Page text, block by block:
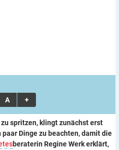
A A
zu spritzen, klingt zunächst erst
Dinge zu beachten, damit die
beraterin Regine Werk erklärt,